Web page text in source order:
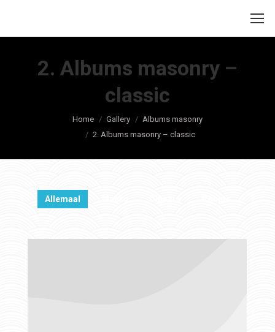
2. Albums masonry –
classic
Home Gallery
Albums masonry
2. Albums masonry – classic
Allemaal